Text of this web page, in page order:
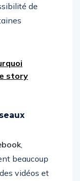
de
story
beaucoup
vidéos et